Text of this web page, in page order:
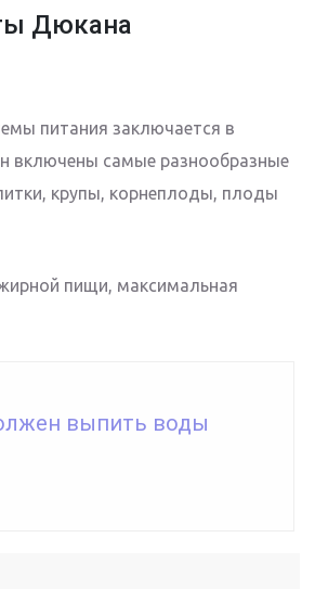
Дюкана
питания заключается в
включены самые разнообразные
крупы, корнеплоды, плоды
пищи, максимальная
выпить воды